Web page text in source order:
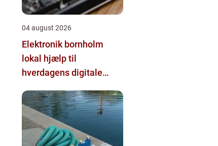
04 august 2026
Elektronik bornholm
lokal hjælp til
hverdagens digitale